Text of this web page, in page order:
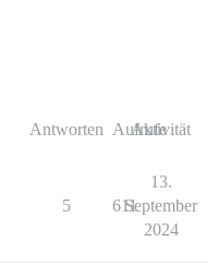
Antworten Aufrufe
Aktivität
5 611
13.
September
2024